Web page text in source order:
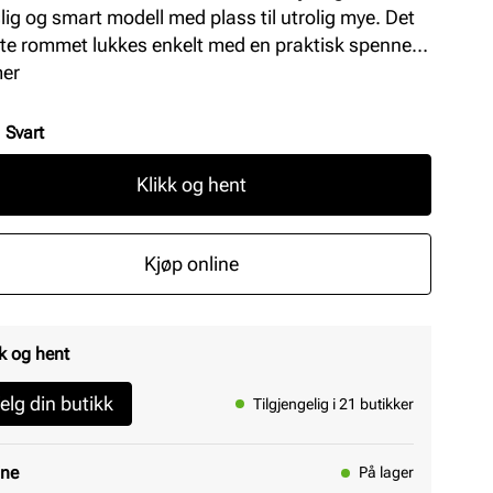
og smart modell med plass til utrolig mye. Det
rommet lukkes enkelt med en praktisk spenne. I
har vesken en smart lomme bak med
Vesken har en justerbar og avtagbar
Modellen er vegansk. Mål: L = 10 cm, H =
Svart
Klikk og hent
Kjøp online
og hent
din butikk Tilgjengelig i 21 butikker
På lager